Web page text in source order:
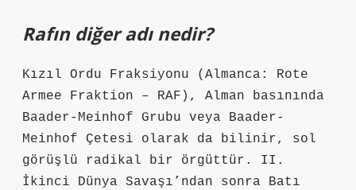
Rafın diğer adı nedir?
Kızıl Ordu Fraksiyonu (Almanca: Rote
Armee Fraktion – RAF), Alman basınında
Baader-Meinhof Grubu veya Baader-
Meinhof Çetesi olarak da bilinir, sol
görüşlü radikal bir örgüttür. II.
İkinci Dünya Savaşı’ndan sonra Batı